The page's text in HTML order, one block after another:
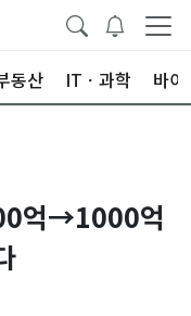
동산 ITㆍ과학 바이
억→1000억